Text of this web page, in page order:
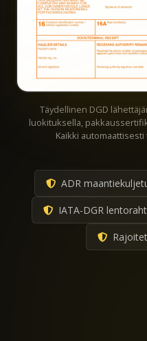
Täydellinen DGD
luokituksella,
Kaikki
ADR
IATA-DGR